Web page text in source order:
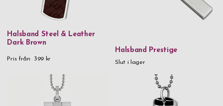
Halsband Steel & Leather
Dark Brown
Pris från 399 kr
Halsband Prestige
Slut i lager